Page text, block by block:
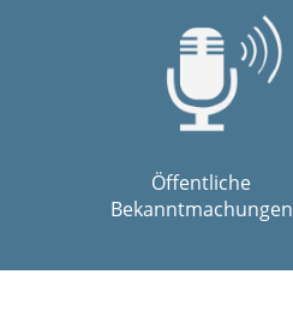
Öffentliche
Bekanntmachungen